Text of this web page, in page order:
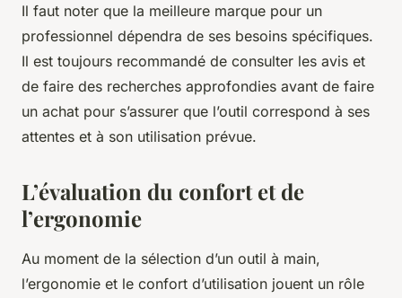
Il faut noter que la meilleure marque pour un
professionnel dépendra de ses besoins spécifiques.
Il est toujours recommandé de consulter les avis et
de faire des recherches approfondies avant de faire
un achat pour s’assurer que l’outil correspond à ses
attentes et à son utilisation prévue.
L’évaluation du confort et de
l’ergonomie
Au moment de la sélection d’un outil à main,
l’ergonomie et le confort d’utilisation jouent un rôle